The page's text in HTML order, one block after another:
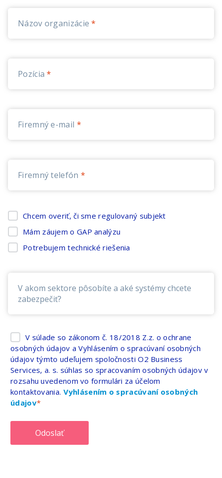
Názov organizácie
Pozícia
Firemný e-mail
Firemný telefón
Chcem overiť, či sme regulovaný subjekt
Mám záujem o GAP analýzu
Potrebujem technické riešenia
V súlade so zákonom č. 18/2018 Z.z. o ochrane
osobných údajov a Vyhlásením o spracúvaní osobných
údajov týmto udeľujem spoločnosti O2 Business
Services, a. s. súhlas so spracovaním osobných údajov v
rozsahu uvedenom vo formulári za účelom
kontaktovania. Vyhlásením o spracúvaní osobných
údajov
Odoslať